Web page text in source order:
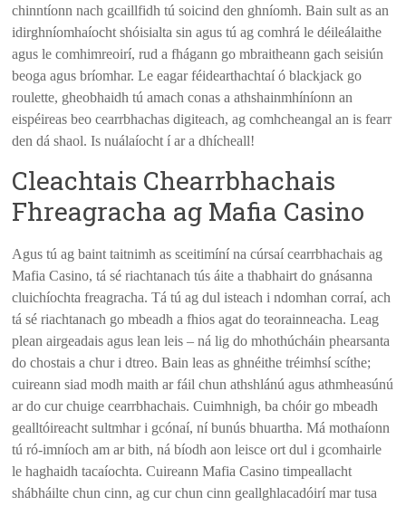
chinntíonn nach gcaillfidh tú soicind den ghníomh. Bain sult as an
idirghníomhaíocht shóisialta sin agus tú ag comhrá le déileálaithe
agus le comhimreoirí, rud a fhágann go mbraitheann gach seisiún
beoga agus bríomhar. Le eagar féidearthachtaí ó blackjack go
roulette, gheobhaidh tú amach conas a athshainmhíníonn an
eispéireas beo cearrbhachas digiteach, ag comhcheangal an is fearr
den dá shaol. Is nuálaíocht í ar a dhícheall!
Cleachtais Chearrbhachais
Fhreagracha ag Mafia Casino
Agus tú ag baint taitnimh as sceitimíní na cúrsaí cearrbhachais ag
Mafia Casino, tá sé riachtanach tús áite a thabhairt do gnásanna
cluichíochta freagracha. Tá tú ag dul isteach i ndomhan corraí, ach
tá sé riachtanach go mbeadh a fhios agat do teorainneacha. Leag
plean airgeadais agus lean leis – ná lig do mhothúcháin phearsanta
do chostais a chur i dtreo. Bain leas as ghnéithe tréimhsí scíthe;
cuireann siad modh maith ar fáil chun athshlánú agus athmheasúnú
ar do cur chuige cearrbhachais. Cuimhnigh, ba chóir go mbeadh
gealltóireacht sultmhar i gcónaí, ní bunús bhuartha. Má mothaíonn
tú ró-imníoch am ar bith, ná bíodh aon leisce ort dul i gcomhairle
le haghaidh tacaíochta. Cuireann Mafia Casino timpeallacht
shábháilte chun cinn, ag cur chun cinn geallghlacadóirí mar tusa